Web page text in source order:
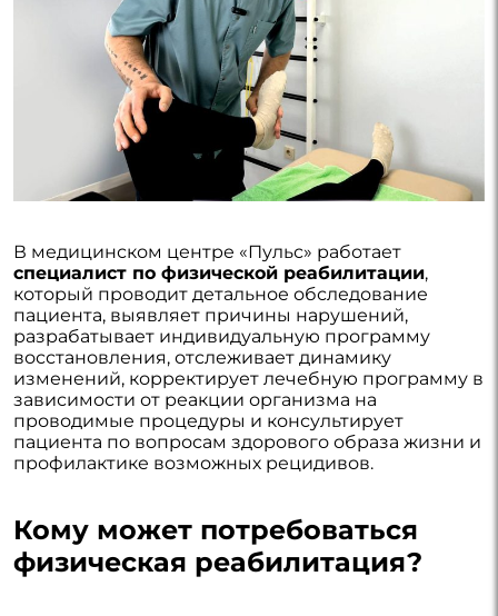
В медицинском центре «Пульс» работает
специалист по физической реабилитации,
который проводит детальное обследование
пациента, выявляет причины нарушений,
разрабатывает индивидуальную программу
восстановления, отслеживает динамику
изменений, корректирует лечебную программу в
зависимости от реакции организма на
проводимые процедуры и консультирует
пациента по вопросам здорового образа жизни и
профилактике возможных рецидивов.
Кому может потребоваться
физическая реабилитация?